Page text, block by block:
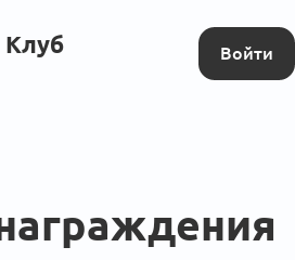
Клуб Войти